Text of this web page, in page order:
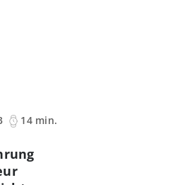
14 min.